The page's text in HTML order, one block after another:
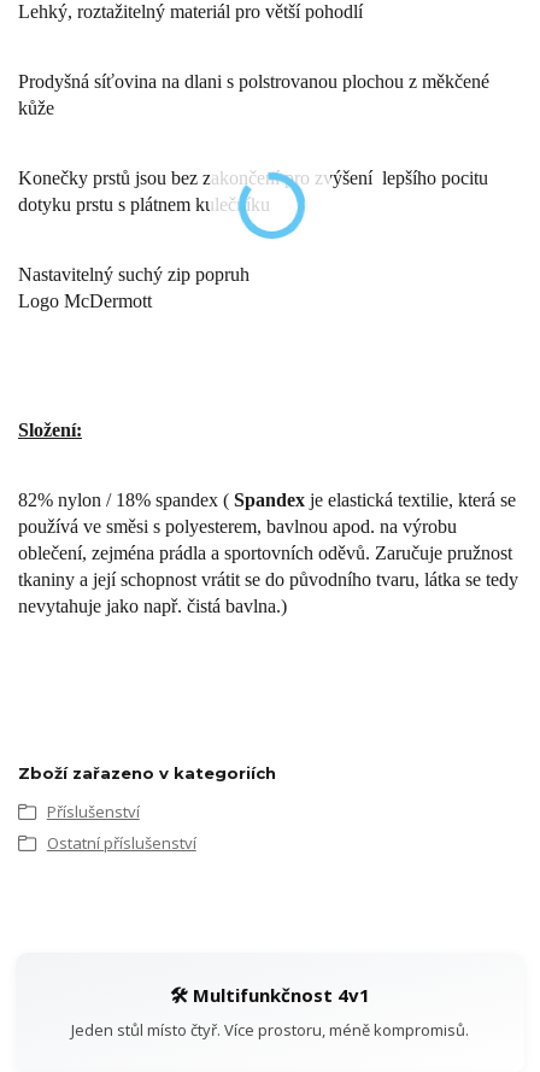
Lehký, roztažitelný materiál pro větší pohodlí
Prodyšná síťovina na dlani s polstrovanou plochou z měkčené
kůže
Konečky prstů jsou bez zakončení pro zvýšení lepšího pocitu
dotyku prstu s plátnem kulečníku
Nastavitelný suchý zip popruh
Logo McDermott
Složení:
82% nylon / 18% spandex ( Spandex je elastická textilie, která se
používá ve směsi s polyesterem, bavlnou apod. na výrobu
oblečení, zejména prádla a sportovních oděvů. Zaručuje pružnost
tkaniny a její schopnost vrátit se do původního tvaru, látka se tedy
nevytahuje jako např. čistá bavlna.)
Zboží zařazeno v kategoriích
Příslušenství
Ostatní příslušenství
🛠️ Multifunkčnost 4v1
Jeden stůl místo čtyř. Více prostoru, méně kompromisů.